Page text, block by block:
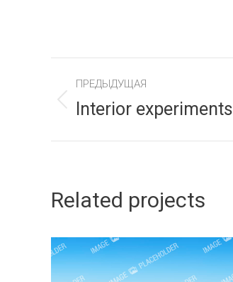
Project
navigation
ПРЕДЫДУЩАЯ
Previous
Interior experiments
Related projects